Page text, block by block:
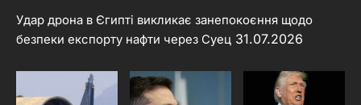
Удар дрона в Єгипті викликає занепокоєння щодо
безпеки експорту нафти через Суец 31.07.2026